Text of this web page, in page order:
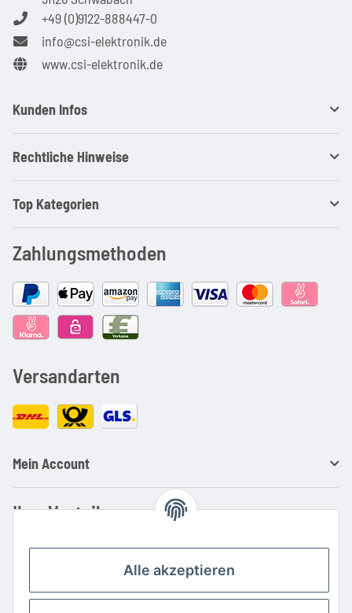
+49 (0)9122-888447-0
info@csi-elektronik.de
www.csi-elektronik.de
Kunden Infos
Rechtliche Hinweise
Top Kategorien
Zahlungsmethoden
Versandarten
Mein Account
Ihre Vorteile
Kauf auf RechnungAlle akzeptieren